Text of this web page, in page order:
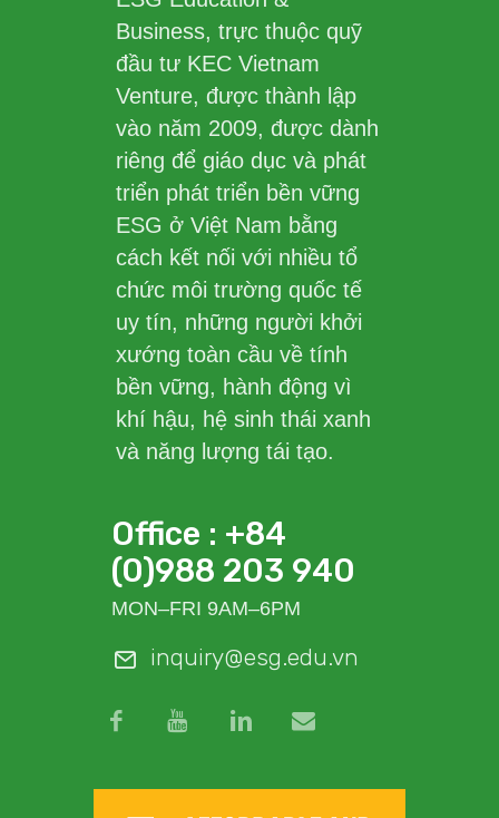
Business, trực thuộc quỹ
đầu tư KEC Vietnam
Venture, được thành lập
vào năm 2009, được dành
riêng để giáo dục và phát
triển phát triển bền vững
ESG ở Việt Nam bằng
cách kết nối với nhiều tổ
chức môi trường quốc tế
uy tín, những người khởi
xướng toàn cầu về tính
bền vững, hành động vì
khí hậu, hệ sinh thái xanh
và năng lượng tái tạo.
Office : +84
(0)988 203 940
MON–FRI 9AM–6PM
inquiry@esg.edu.vn